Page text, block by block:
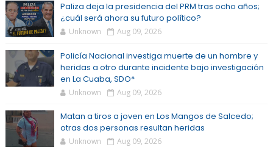
Paliza deja la presidencia del PRM tras ocho años;
¿cuál será ahora su futuro político?
Unknown Aug 09, 2026
Policía Nacional investiga muerte de un hombre y
heridas a otro durante incidente bajo investigación
en La Cuaba, SDO*
Unknown Aug 09, 2026
Matan a tiros a joven en Los Mangos de Salcedo;
otras dos personas resultan heridas
Unknown Aug 09, 2026